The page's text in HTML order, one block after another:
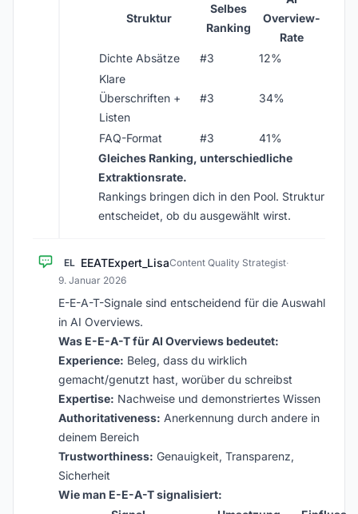
Struktur
Selbes
Ranking
Overview-
Rate
Dichte Absätze
#3
12%
Klare
Überschriften +
Listen
#3 34%
FAQ-Format #3
41%
Gleiches Ranking, unterschiedliche
Extraktionsrate.
Rankings bringen dich in den Pool. Struktur
entscheidet, ob du ausgewählt wirst.
EL EEATExpert_LisaContent Quality Strategist·
9. Januar 2026
E-E-A-T-Signale sind entscheidend für die Auswahl
in AI Overviews.
Was E-E-A-T für AI Overviews bedeutet:
Experience: Beleg, dass du wirklich
gemacht/genutzt hast, worüber du schreibst
Expertise: Nachweise und demonstriertes Wissen
Authoritativeness: Anerkennung durch andere in
deinem Bereich
Trustworthiness: Genauigkeit, Transparenz,
Sicherheit
Wie man E-E-A-T signalisiert: